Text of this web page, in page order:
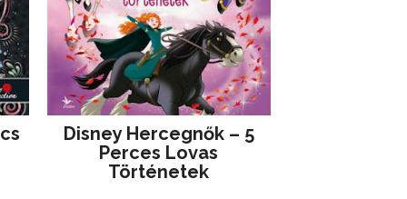
Disney ​Hercegnők – 5
Perces Lovas
Történetek